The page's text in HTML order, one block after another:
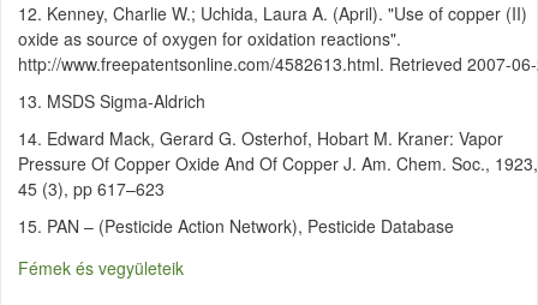
12. Kenney, Charlie W.; Uchida, Laura A. (April). "Use of copper (II)
oxide as source of oxygen for oxidation reactions".
http://www.freepatentsonline.com/4582613.html. Retrieved 2007-
13. MSDS Sigma-Aldrich
14. Edward Mack, Gerard G. Osterhof, Hobart M. Kraner: Vapor
Pressure Of Copper Oxide And Of Copper J. Am. Chem. Soc., 1923,
45 (3), pp 617–623
15. PAN – (Pesticide Action Network), Pesticide Database
Fémek és vegyületeik